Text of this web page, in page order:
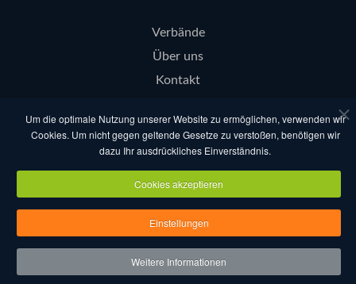
Verbände
Über uns
Kontakt
Datenschutz Nutzungsbestimmungen
Impressum
Copyright eventcompanies.de 2025
Um die optimale Nutzung unserer Website zu ermöglichen, verwenden wir
Cookies. Um nicht gegen geltende Gesetze zu verstoßen, benötigen wir
dazu Ihr ausdrückliches Einverständnis.
Cookies akzeptieren
Einstellungen
Weitere Informationen